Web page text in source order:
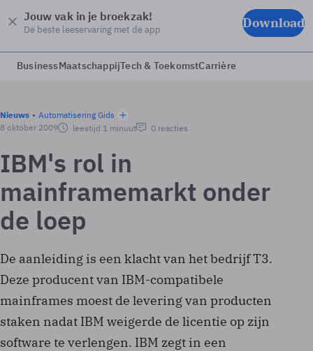
Jouw vak in je broekzak!
De beste leeservaring met de app Download
BusinessMaatschappijTech & ToekomstCarrière
Nieuws
Automatisering Gids
8 oktober 2009
leestijd 1 minuut 0 reacties
IBM's rol in
mainframemarkt onder
de loep
De aanleiding is een klacht van het bedrijf T3.
Deze producent van IBM-compatibele
mainframes moest de levering van producten
staken nadat IBM weigerde de licentie op zijn
software te verlengen. IBM zegt in een